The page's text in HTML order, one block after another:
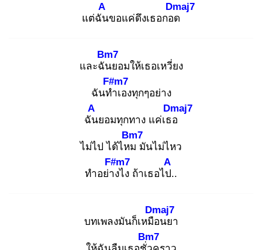
แต่ฉัน
A
ขอแค่ดึงเธอกอด
Dmaj7
และฉัน
Bm7
ยอมให้เธอเหวี่ยง
ฉันทำ
F#m7
เองทุกๆอย่าง
ฉัน
A
ยอมทุกทาง แค่เธอ
Dmaj7
ไม่ไป ได้ไหม
Bm7
มันไม่ไหว
ทำอย่าง
F#m7
ไง ถ้าเธอไป.
A
.
บทเพลงมันก็เหมือ
Dmaj7
นยา
Bm7